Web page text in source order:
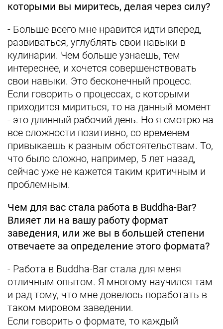
которыми вы миритесь, делая через силу?
- Больше всего мне нравится идти вперед,
развиваться, углублять свои навыки в
кулинарии. Чем больше узнаешь, тем
интереснее, и хочется совершенствовать
свои навыки. Это бесконечный процесс.
Если говорить о процессах, с которыми
приходится мириться, то на данный момент
- это длинный рабочий день. Но я смотрю на
все сложности позитивно, со временем
привыкаешь к разным обстоятельствам. То,
что было сложно, например, 5 лет назад,
сейчас уже не кажется таким критичным и
проблемным.
Чем для вас стала работа в Buddha-Bar?
Влияет ли на вашу работу формат
заведения, или же вы в большей степени
отвечаете за определение этого формата?
- Работа в Buddha-Bar стала для меня
отличным опытом. Я многому научился там
и рад тому, что мне довелось поработать в
таком мировом заведении.
Если говорить о формате, то каждый